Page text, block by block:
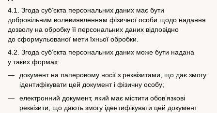
4.1. Згода суб’єкта персональних даних має бути
добровільним волевиявленням фізичної особи щодо надання
дозволу на обробку її персональних даних відповідно
до сформульованої мети їхньої обробки.
4.2. Згода суб’єкта персональних даних може бути надана
у таких формах:
документ на паперовому носії з реквізитами, що дає змогу
ідентифікувати цей документ і фізичну особу;
електронний документ, який має містити обов’язкові
реквізити, що дають змогу ідентифікувати цей документ